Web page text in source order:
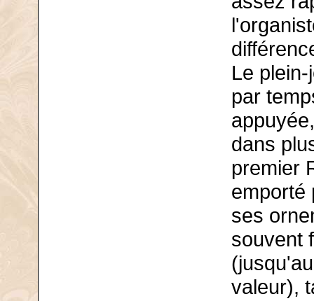
Le
par
dans
premier
emporté
ses
souvent
valeur),